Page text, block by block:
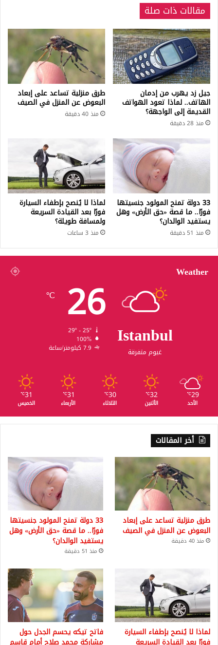
مقالات ذات صلة
جيل زد يهرب من إدمان
الهاتف.. لماذا تعود الهواتف
القديمة إلى الواجهة؟
منذ 28 دقيقة
طرق منزلية تساعد على إبعاد
البعوض عن المنزل في الصيف
منذ 40 دقيقة
33 دولة تمنح المولود جنسيتها
فورًا.. ما قصة «حق الأرض» وهل
يستفيد الوالدان؟
منذ 51 دقيقة
لماذا لا يُنصح بإطفاء السيارة
فورًا بعد القيادة السريعة
ولمسافة طويلة؟
منذ 3 ساعات
Weather
Istanbul
غيوم متفرقة
26
℃
29º - 25º
100%
7.9 كيلومتر/ساعة
29
℃
الأحد
32
℃
الأثنين
30
℃
الثلاثاء
31
℃
الأربعاء
31
℃
الخميس
أخر المقالات
طرق منزلية تساعد على إبعاد
البعوض عن المنزل في الصيف
منذ 40 دقيقة
33 دولة تمنح المولود جنسيتها
فورًا.. ما قصة «حق الأرض» وهل
يستفيد الوالدان؟
منذ 51 دقيقة
لماذا لا يُنصح بإطفاء السيارة
فورًا بعد القيادة السريعة
فاتح تيكه يحسم الجدل حول
مشاركة محمد صلاح أمام قاسم